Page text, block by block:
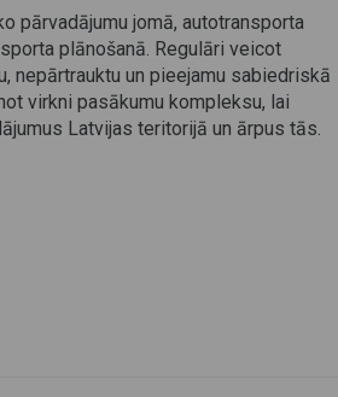
pārvadājumu jomā, autotransporta
plānošanā. Regulāri veicot
nepārtrauktu un pieejamu sabiedriskā
virkni pasākumu kompleksu, lai
Latvijas teritorijā un ārpus tās.